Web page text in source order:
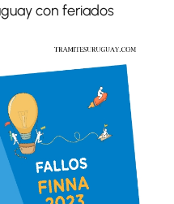
con feriados